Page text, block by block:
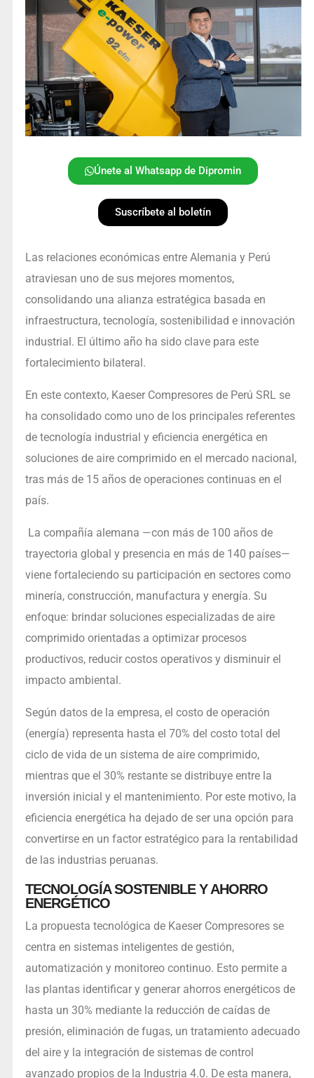
Únete al Whatsapp de Dipromin
Suscríbete al boletín
Las relaciones económicas entre Alemania y Perú
atraviesan uno de sus mejores momentos,
consolidando una alianza estratégica basada en
infraestructura, tecnología, sostenibilidad e innovación
industrial. El último año ha sido clave para este
fortalecimiento bilateral.
En este contexto, Kaeser Compresores de Perú SRL se
ha consolidado como uno de los principales referentes
de tecnología industrial y eficiencia energética en
soluciones de aire comprimido en el mercado nacional,
tras más de 15 años de operaciones continuas en el
país.
La compañía alemana —con más de 100 años de
trayectoria global y presencia en más de 140 países—
viene fortaleciendo su participación en sectores como
minería, construcción, manufactura y energía. Su
enfoque: brindar soluciones especializadas de aire
comprimido orientadas a optimizar procesos
productivos, reducir costos operativos y disminuir el
impacto ambiental.
Según datos de la empresa, el costo de operación
(energía) representa hasta el 70% del costo total del
ciclo de vida de un sistema de aire comprimido,
mientras que el 30% restante se distribuye entre la
inversión inicial y el mantenimiento. Por este motivo, la
eficiencia energética ha dejado de ser una opción para
convertirse en un factor estratégico para la rentabilidad
de las industrias peruanas.
TECNOLOGÍA SOSTENIBLE Y AHORRO
ENERGÉTICO
La propuesta tecnológica de Kaeser Compresores se
centra en sistemas inteligentes de gestión,
automatización y monitoreo continuo. Esto permite a
las plantas identificar y generar ahorros energéticos de
hasta un 30% mediante la reducción de caídas de
presión, eliminación de fugas, un tratamiento adecuado
del aire y la integración de sistemas de control
avanzado propios de la Industria 4.0. De esta manera,